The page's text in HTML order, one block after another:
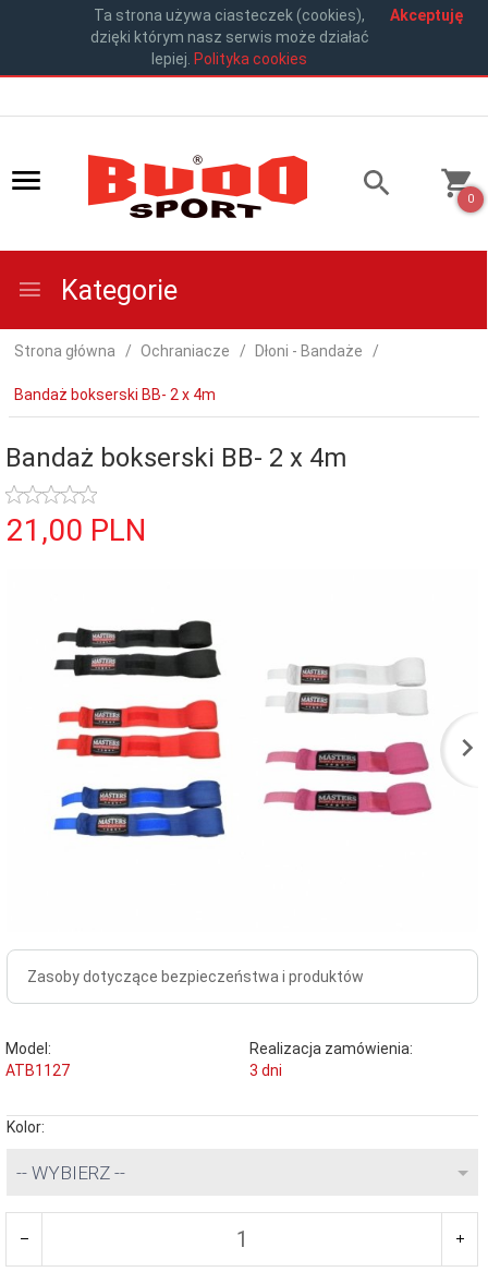
Ta strona używa ciasteczek (cookies),
dzięki którym nasz serwis może działać
lepiej. Polityka cookies
Akceptuję
0
Kategorie
Strona główna Ochraniacze Dłoni - Bandaże
Bandaż bokserski BB- 2 x 4m
Bandaż bokserski BB- 2 x 4m
21,00 PLN
Zasoby dotyczące bezpieczeństwa i produktów
Model:
ATB1127
Realizacja zamówienia:
3 dni
Kolor:
-- WYBIERZ --